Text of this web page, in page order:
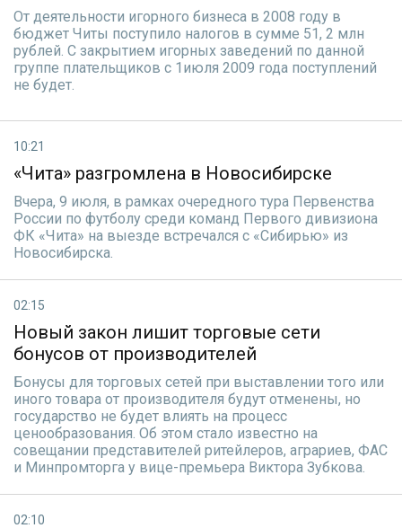
От деятельности игорного бизнеса в 2008 году в
бюджет Читы поступило налогов в сумме 51, 2 млн
рублей. С закрытием игорных заведений по данной
группе плательщиков с 1июля 2009 года поступлений
не будет.
10:21
«Чита» разгромлена в Новосибирске
Вчера, 9 июля, в рамках очередного тура Первенства
России по футболу среди команд Первого дивизиона
ФК «Чита» на выезде встречался с «Сибирью» из
Новосибирска.
02:15
Новый закон лишит торговые сети
бонусов от производителей
Бонусы для торговых сетей при выставлении того или
иного товара от производителя будут отменены, но
государство не будет влиять на процесс
ценообразования. Об этом стало известно на
совещании представителей ритейлеров, аграриев, ФАС
и Минпромторга у вице-премьера Виктора Зубкова.
02:10